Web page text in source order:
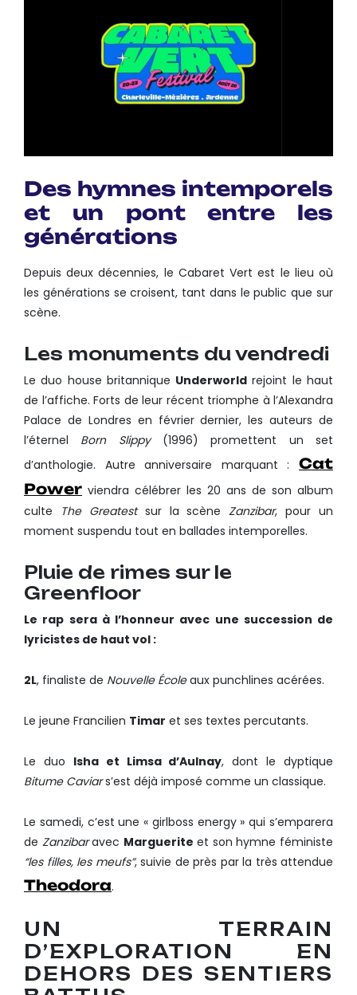
Des hymnes intemporels
et un pont entre les
générations
Depuis deux décennies, le Cabaret Vert est le lieu où
les générations se croisent, tant dans le public que sur
scène.
Les monuments du vendredi
Le duo house britannique Underworld rejoint le haut
de l’affiche. Forts de leur récent triomphe à l’Alexandra
Palace de Londres en février dernier, les auteurs de
l’éternel Born Slippy(1996) promettent un set
d’anthologie. Autre anniversaire marquant : Cat
Power viendra célébrer les 20 ans de son album
culte
The Greatestsur la scèneZanzibar, pour un
moment suspendu tout en ballades intemporelles.
Pluie de rimes sur le
Greenfloor
Le rap sera à l’honneur avec une succession de
lyricistes de haut vol :
2L, finaliste de Nouvelle Écoleaux punchlines acérées.
Le jeune Francilien Timar et ses textes percutants.
Le duo Isha et Limsa d’Aulnay, dont le dyptique
Bitume Caviars’est déjà imposé comme un classique.
Le samedi, c’est une « girlboss energy » qui s’emparera
de Zanzibaravec Marguerite et son hymne féministe
“les filles, les meufs”, suivie de près par la très attendue
Theodora.
UN TERRAIN
D’EXPLORATION EN
DEHORS DES SENTIERS